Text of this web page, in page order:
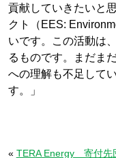
貢献していきたいと
クト（EES:
いです。この活動は
るものです。まだま
への理解も不足して
す。」
« TERA Energy 寄付先